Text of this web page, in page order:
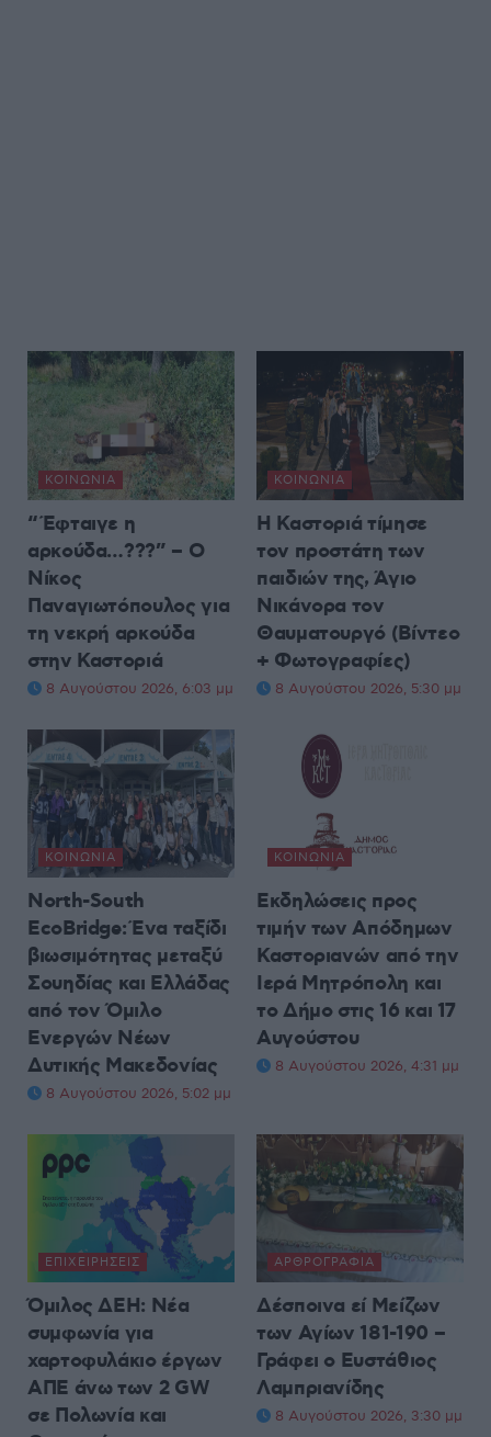
ΚΟΙΝΩΝΊΑ
“Έφταιγε η
αρκούδα…???” – Ο
Νίκος
Παναγιωτόπουλος για
τη νεκρή αρκούδα
στην Καστοριά
8 Αυγούστου 2026, 6:03 μμ
ΚΟΙΝΩΝΊΑ
Η Καστοριά τίμησε
τον προστάτη των
παιδιών της, Άγιο
Νικάνορα τον
Θαυματουργό (Βίντεο
+ Φωτογραφίες)
8 Αυγούστου 2026, 5:30 μμ
ΚΟΙΝΩΝΊΑ
North-South
EcoBridge: Ένα ταξίδι
βιωσιμότητας μεταξύ
Σουηδίας και Ελλάδας
από τον Όμιλο
Ενεργών Νέων
Δυτικής Μακεδονίας
8 Αυγούστου 2026, 5:02 μμ
ΚΟΙΝΩΝΊΑ
Εκδηλώσεις προς
τιμήν των Απόδημων
Καστοριανών από την
Ιερά Μητρόπολη και
το Δήμο στις 16 και 17
Αυγούστου
8 Αυγούστου 2026, 4:31 μμ
ΕΠΙΧΕΙΡΉΣΕΙΣ
Όμιλος ΔΕΗ: Νέα
συμφωνία για
χαρτοφυλάκιο έργων
ΑΠΕ άνω των 2 GW
σε Πολωνία και
ΑΡΘΡΟΓΡΑΦΊΑ
Δέσποινα εί Μείζων
των Αγίων 181-190 –
Γράφει ο Ευστάθιος
Λαμπριανίδης
8 Αυγούστου 2026, 3:30 μμ